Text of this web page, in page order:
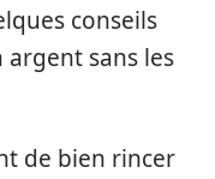
conseils
sans les
de bien rincer